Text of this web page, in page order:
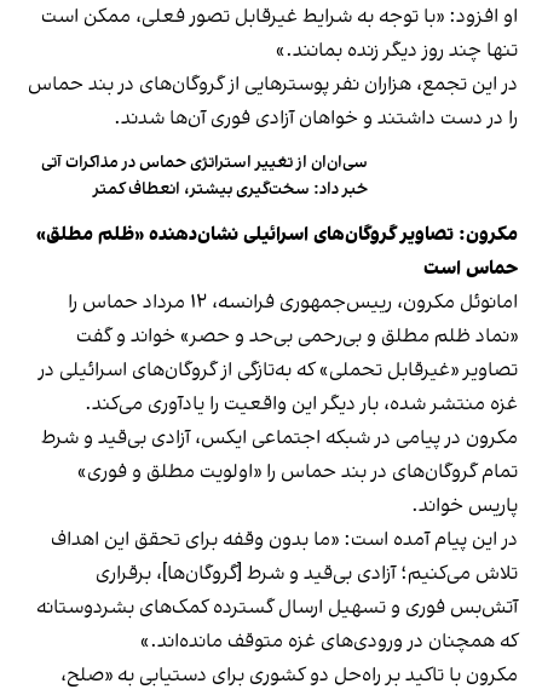
او افزود: «با توجه به شرایط غیرقابل تصور فعلی، ممکن است
تنها چند روز دیگر زنده بمانند.»
در این تجمع، هزاران نفر پوسترهایی از گروگان‌های در بند حماس
را در دست داشتند و خواهان آزادی فوری آن‌ها شدند.
سی‌ان‌ان از تغییر استراتژی حماس در مذاکرات آتی
خبر داد: سخت‌گیری بیشتر، انعطاف کمتر
مکرون: تصاویر گروگان‌های اسرائیلی نشان‌دهنده «ظلم مطلق»
حماس است
امانوئل مکرون، رییس‌جمهوری فرانسه، ۱۲ مرداد حماس را
«نماد ظلم مطلق و بی‌رحمی بی‌حد و حصر» خواند و گفت
تصاویر «غیرقابل‌ تحملی» که به‌تازگی از گروگان‌های اسرائیلی در
غزه منتشر شده، بار دیگر این واقعیت را یادآوری می‌کند.
مکرون در پیامی در شبکه اجتماعی ایکس، آزادی بی‌قید و شرط
تمام گروگان‌های در بند حماس را «اولویت مطلق و فوری»
پاریس خواند.
در این پیام آمده است: «ما بدون وقفه برای تحقق این اهداف
تلاش می‌کنیم؛ آزادی بی‌قید و شرط [گروگان‌ها]، برقراری
آتش‌بس فوری و تسهیل ارسال گسترده کمک‌های بشردوستانه
که همچنان در ورودی‌های غزه متوقف مانده‌اند.»
مکرون با تاکید بر راه‌حل دو کشوری برای دستیابی به «صلح،